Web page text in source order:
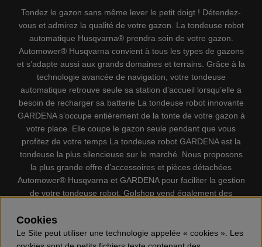
Tondez le gazon sans même lever le petit doigt ! Détendez-
vous et admirez la qualité de votre gazon. La tondeuse robot
automatique Husqvarna® prendra soin de votre gazon.
Automower® Husqvarna convient à tous les types de gazons
et s’adapte aussi aux grands domaines et terrains. Grâce à la
technologie avancée de navigation, votre tondeuse
automatique retrouve seule sa station d’accueil lorsqu’elle a
besoin de recharger sa batterie La tondeuse robot innovante
GARDENA s’occupe entièrement de la tonte de votre gazon à
votre place. Elle coupe le gazon seule pendant que vous
profitez de votre temps La tondeuse robot GARDENA est la
tondeuse la plus silencieuse sur le marché. Nous proposons
la plus grande offre d’accessoires et pièces détachées
Automower® Husqvarna et GARDENA pour faciliter la gestion
de votre tondeuse robot. Gplshop vend également des
individuel, Coupe-bordures, Débroussailleuses, Taille haies,
Motoculteurs, Souffleur, Souffleuses à neige, Nettoyeurs
haute pression, Aspirateur, Découpeuses, Haches, Outils
Cookies
Le Site peut utiliser une technologie appelée « cookies ». Les